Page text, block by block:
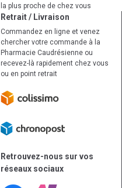
la plus proche de chez vous
Retrait / Livraison
Commandez en ligne et venez
chercher votre commande à la
Pharmacie Caudrésienne ou
recevez-là rapidement chez vous
ou en point retrait
Retrouvez-nous sur vos
réseaux sociaux